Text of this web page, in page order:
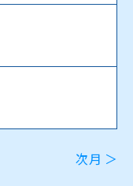
次月 ＞